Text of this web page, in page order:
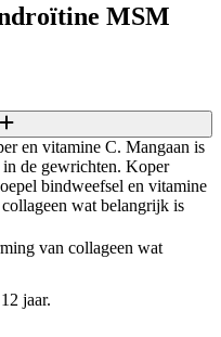
MSM
en vitamine C. Mangaan is
de gewrichten. Koper
bindweefsel en vitamine
wat belangrijk is
van collageen wat
jaar.